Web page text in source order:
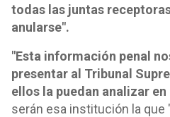
todas las juntas
anularse".
"Esta información penal
presentar al Tribunal
ellos la puedan analizar
serán esa institución la